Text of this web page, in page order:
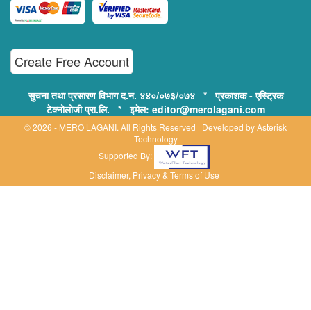
Create Free Account
सुचना तथा प्रसारण विभाग द.न. ४४०/०७३/०७४ * प्रकाशक - एस्ट्रिक
टेक्नोलोजी प्रा.लि. * इमेल: editor@merolagani.com
© 2026 - MERO LAGANI. All Rights Reserved | Developed byAsterisk
Technology
Supported By:
Disclaimer, Privacy & Terms of Use